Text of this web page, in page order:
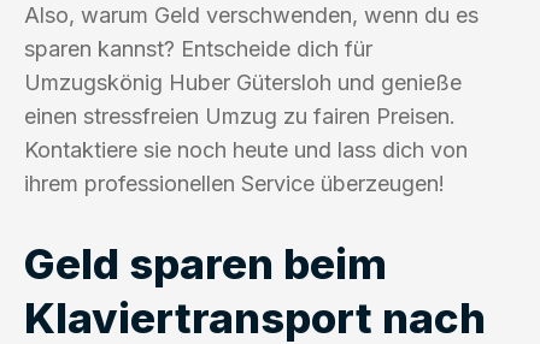
Also, warum Geld verschwenden, wenn du es
sparen kannst? Entscheide dich für
Umzugskönig Huber Gütersloh und genieße
einen stressfreien Umzug zu fairen Preisen.
Kontaktiere sie noch heute und lass dich von
ihrem professionellen Service überzeugen!
Geld sparen beim
Klaviertransport nach